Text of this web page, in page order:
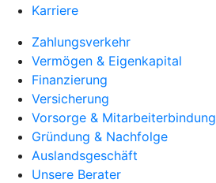
Karriere
Zahlungsverkehr
Vermögen & Eigenkapital
Finanzierung
Versicherung
Vorsorge & Mitarbeiterbindung
Gründung & Nachfolge
Auslandsgeschäft
Unsere Berater